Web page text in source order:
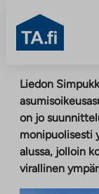
sisältöön
TA.fi
Liedon
on jo
monipuolisesti
alussa, jolloin
virallinen